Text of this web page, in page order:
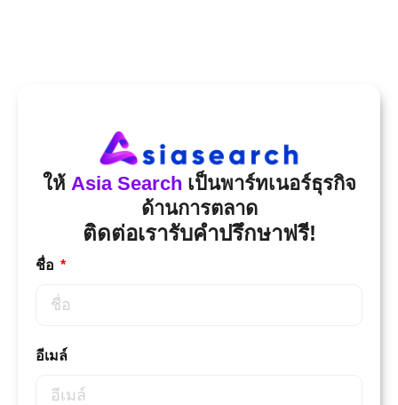
ให้ Asia Search เป็นพาร์ทเนอร์ธุรกิจ
ด้านการตลาด
ติดต่อเรารับคำปรึกษาฟรี!
ชื่อ
อีเมล์